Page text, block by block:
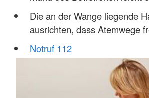
Die an der Wange liegende
ausrichten, dass Atemwege
Notruf 112